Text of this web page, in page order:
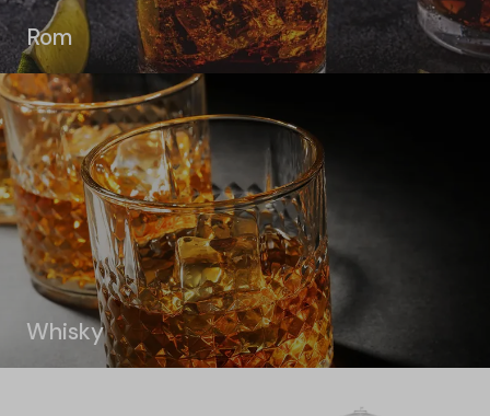
Rom
Whisky